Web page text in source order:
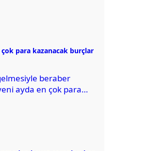
para kazanacak burçlar
beraber
ayda en çok para
merak etmeye